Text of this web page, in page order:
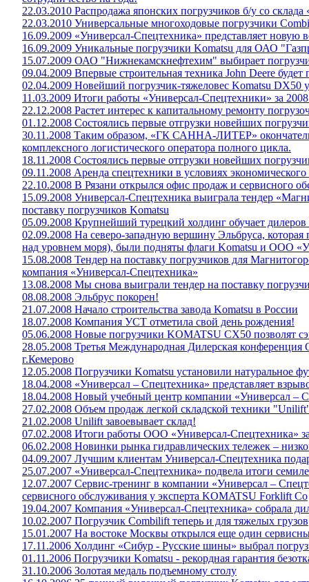
22.03.2010 Распродажа японских погрузчиков б/у со
22.03.2010 Универсальные многоходовые погрузчики
16.09.2009 «Универсал-Спецтехника» представляет
16.09.2009 Уникальные погрузчики Komatsu для ОАО
15.07.2009 ОАО "Нижнекамскнефтехим" выбирает
09.04.2009 Впервые строительная техника John Deere будет
02.04.2009 Новейший погрузчик-тяжеловес Komatsu DX50
11.03.2009 Итоги работы «Универсал-Спецтехники» за
22.12.2008 Растет интерес к капитальному ремонту
01.12.2008 Состоялись первые отгрузки новейших
30.11.2008 Таким образом, «ГК САННА-ЛИТЕР»
комплексного логистического оператора полного цикла.
18.11.2008 Состоялись первые отгрузки новейших
09.11.2008 Аренда спецтехники в условиях экономического
22.10.2008 В Рязани открылся офис продаж и сервисного
15.09.2008 Универсал-Спецтехника выиграла тендер
поставку погрузчиков Komatsu
05.09.2008 Крупнейший турецкий холдинг обучает
02.09.2008 На северо-западную вершину Эльбруса,
над уровнем моря), были подняты флаги Komatsu и ООО
15.08.2008 Тендер на поставку погрузчиков для
компания «Универсал-Спецтехника»
13.08.2008 Мы снова выиграли тендер на поставку
08.08.2008 Эльбрус покорен!
21.07.2008 Начало строительства завода Komatsu в России
18.07.2008 Компания УСТ отметила свой день рождения!
05.06.2008 Новые погрузчики KOMATSU СХ50 позволят
28.05.2008 Третья Международная Дилерская
г.Кемерово
12.05.2008 Погрузчики Komatsu установили натуральное
18.04.2008 «Универсал – Спецтехника» представляет
18.04.2008 Новый учебный центр компании «Универсал –
27.02.2008 Объем продаж легкой складской техники
21.02.2008 Unilift завоевывает склад!
07.02.2008 Итоги работы ООО «Универсал-Спецтехника»
06.02.2008 Новинки рынка гидравлических тележек –
04.09.2007 Лучшим клиентам Универсал-Спецтехника
25.07.2007 «Универсал-Спецтехника» подвела итоги
12.07.2007 Сервис-тренинг в компании «Универсал –
сервисного обслуживания у эксперта KOMATSU Forklift Co
19.04.2007 Компания «Универсал-Спецтехника» собрала
10.02.2007 Погрузчик Combilift теперь и для тяжелых грузов
15.01.2007 На востоке Москвы открылся еще один
17.11.2006 Холдинг «Сибур - Русские шины» выбрал
01.11.2006 Погрузчики Komatsu - рекордная гарантия
31.10.2006 Золотая медаль подъемному столу